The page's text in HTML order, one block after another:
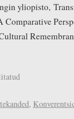
yliopisto,
,